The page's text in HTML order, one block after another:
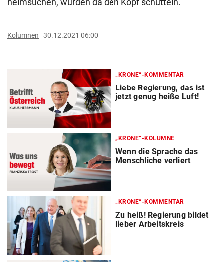
heimsuchen, würden da den Kopf schütteln.
Kolumnen 30.12.2021 06:00
„KRONE“-KOMMENTAR
Liebe Regierung, das ist
jetzt genug heiße Luft!
„KRONE“-KOLUMNE
Wenn die Sprache das
Menschliche verliert
„KRONE“-KOMMENTAR
Zu heiß! Regierung bildet
lieber Arbeitskreis